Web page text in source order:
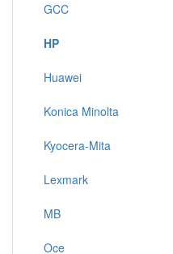
GCC
HP
Huawei
Konica Minolta
Kyocera-Mita
Lexmark
MB
Oce